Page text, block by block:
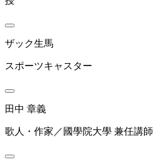
ザック生馬
スポーツキャスター
田中 章義
歌人・作家／國學院大學 兼任講師